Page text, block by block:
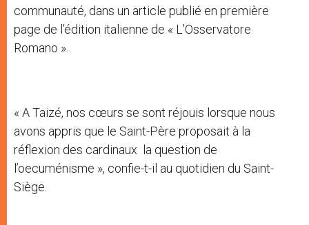
communauté, dans un article publié en première
page de l’édition italienne de « L’Osservatore
Romano ».
« A Taizé, nos cœurs se sont réjouis lorsque nous
avons appris que le Saint-Père proposait à la
réflexion des cardinaux la question de
l’oecuménisme », confie-t-il au quotidien du Saint-
Siège.